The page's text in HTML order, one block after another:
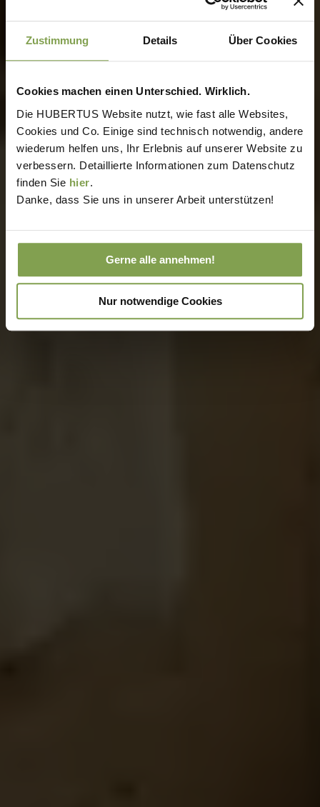
Zustimmung Details Über Cookies
Cookies machen einen Unterschied. Wirklich.
Die HUBERTUS Website nutzt, wie fast alle Websites,
Cookies und Co. Einige sind technisch notwendig, andere
wiederum helfen uns, Ihr Erlebnis auf unserer Website zu
verbessern. Detaillierte Informationen zum Datenschutz
finden Sie hier.
Danke, dass Sie uns in unserer Arbeit unterstützen!
Gerne alle annehmen!
Nur notwendige Cookies